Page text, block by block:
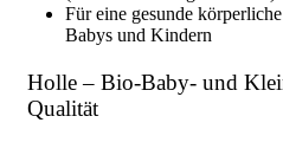
Für eine gesunde
Babys und Kindern
Holle – Bio-Baby- und
Qualität